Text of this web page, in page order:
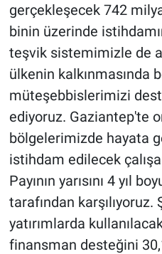
gerçekleşecek 742
binin üzerinde
teşvik sistemimizle de
ülkenin kalkınmasında
müteşebbislerimizi
ediyoruz. Gaziantep'te
bölgelerimizde hayata
istihdam edilecek
Payının yarısını 4 yıl
tarafından
yatırımlarda
finansman desteğini